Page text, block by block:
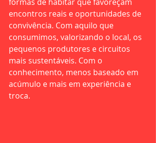
encontros reais e oportunidades de
convivência. Com aquilo que
consumimos, valorizando o local, os
pequenos produtores e circuitos
mais sustentáveis. Com o
conhecimento, menos baseado em
acúmulo e mais em experiência e
troca.